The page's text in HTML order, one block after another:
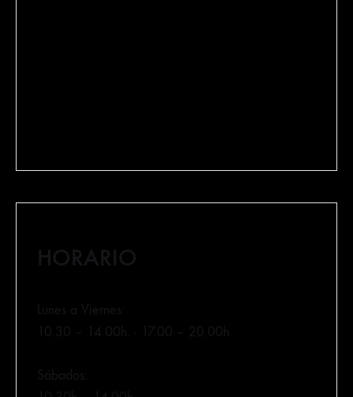
HORARIO
Lunes a Viernes:
10.30 – 14.00h. · 17.00 – 20.00h
Sábados: